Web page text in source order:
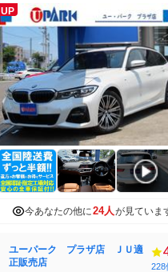
UP
今あなたの他に24人が見ていま
ユーパーク プラザ店 ＪＵ適
正販売店
228